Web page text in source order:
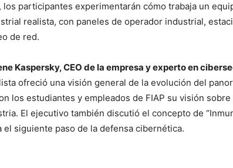
los participantes experimentarán cómo trabaja un
realista, con paneles de operador industrial,
de red.
Kaspersky, CEO de la empresa y experto en
ofreció una visión general de la evolución del
los estudiantes y empleados de FIAP su visión sobre
El ejecutivo también discutió el concepto de
el siguiente paso de la defensa cibernética.